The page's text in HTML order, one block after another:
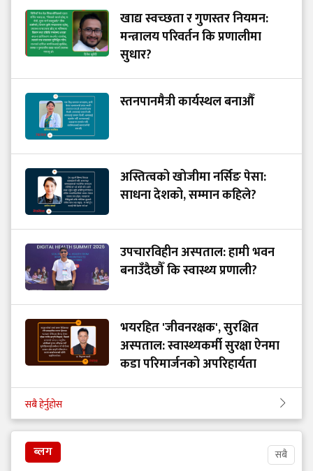
खाद्य स्वच्छता र गुणस्तर नियमन:
मन्त्रालय परिवर्तन कि प्रणालीमा
सुधार?
स्तनपानमैत्री कार्यस्थल बनाऔँ
अस्तित्वको खोजीमा नर्सिङ पेसा:
साधना देशको, सम्मान कहिले?
उपचारविहीन अस्पताल: हामी भवन
बनाउँदैछौँ कि स्वास्थ्य प्रणाली?
भयरहित 'जीवनरक्षक', सुरक्षित
अस्पताल: स्वास्थ्यकर्मी सुरक्षा ऐनमा
कडा परिमार्जनको अपरिहार्यता
सबै हेर्नुहोस
ब्लग सबै